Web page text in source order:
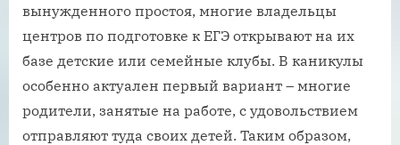
вынужденного простоя, многие владельцы
центров по подготовке к ЕГЭ открывают на их
базе детские или семейные клубы. В каникулы
особенно актуален первый вариант – многие
родители, занятые на работе, с удовольствием
отправляют туда своих детей. Таким образом,